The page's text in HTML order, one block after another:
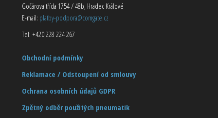
Gočárova třída 1754 / 48b, Hradec Králové
E-mail: platby-podpora@comgate.cz
Tel: +420 228 224 267
Obchodní podmínky
Reklamace / Odstoupení od smlouvy
Ochrana osobních údajů GDPR
Zpětný odběr použitých pneumatik